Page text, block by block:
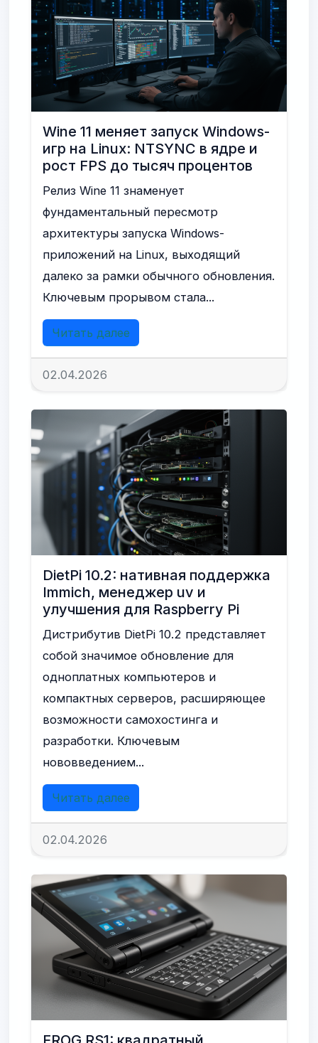
Wine 11 меняет запуск Windows-
игр на Linux: NTSYNC в ядре и
рост FPS до тысяч процентов
Релиз Wine 11 знаменует
фундаментальный пересмотр
архитектуры запуска Windows-
приложений на Linux, выходящий
далеко за рамки обычного обновления.
Ключевым прорывом стала...
Читать далее
02.04.2026
DietPi 10.2: нативная поддержка
Immich, менеджер uv и
улучшения для Raspberry Pi
Дистрибутив DietPi 10.2 представляет
собой значимое обновление для
одноплатных компьютеров и
компактных серверов, расширяющее
возможности самохостинга и
разработки. Ключевым
нововведением...
Читать далее
02.04.2026